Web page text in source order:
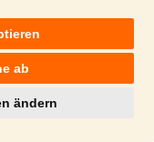
ab
ändern